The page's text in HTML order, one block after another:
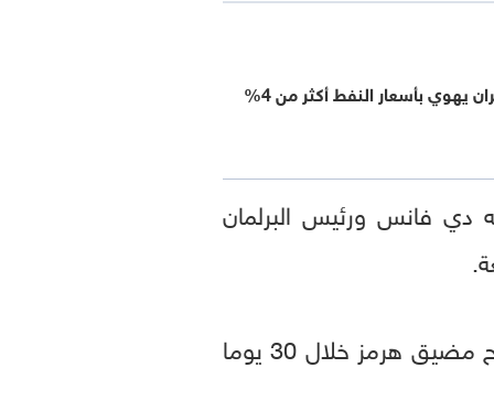
يهوي بأسعار النفط أكثر من 4%
دي فانس ورئيس البرلمان
وأفادت وكالة "مهر" الإيرانية شبه الرسمية بأن مسودة الاتفاق تنص على إعادة فتح مضيق هرمز خلال 30 يوما